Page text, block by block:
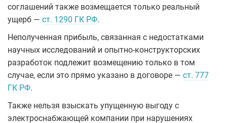
соглашений также возмещается только реальный
ущерб — ст. 1290 ГК РФ.
Неполученная прибыль, связанная с недостатками
научных исследований и опытно-конструкторских
разработок подлежит возмещению только в том
случае, если это прямо указано в договоре — ст. 777
ГК РФ.
Также нельзя взыскать упущенную выгоду с
электроснабжающей компании при нарушениях